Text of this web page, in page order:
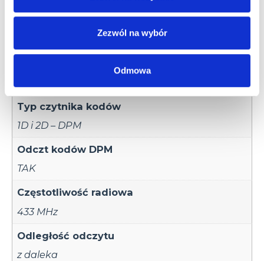
Zezwól na wybór
Odmowa
Informacje
dodatkowe
Typ czytnika kodów
1D i 2D – DPM
Odczt kodów DPM
TAK
Częstotliwość radiowa
433 MHz
Odległość odczytu
z daleka